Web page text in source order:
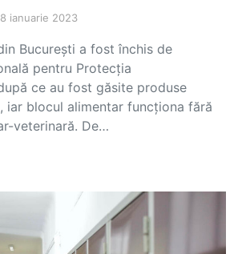
ianuarie 2023
Bucureşti a fost închis de
pentru Protecţia
ce au fost găsite produse
iar blocul alimentar funcţiona fără
veterinară. De…